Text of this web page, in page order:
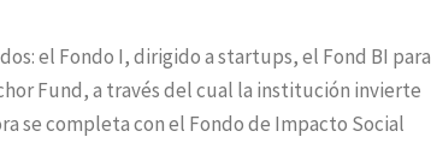
el Fondo I, dirigido a startups, el Fond BI para
Fund, a través del cual la institución invierte
se completa con el Fondo de Impacto Social